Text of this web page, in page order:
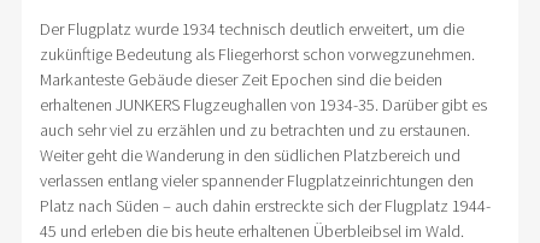
Der Flugplatz wurde 1934 technisch deutlich erweitert, um die
zukünftige Bedeutung als Fliegerhorst schon vorwegzunehmen.
Markanteste Gebäude dieser Zeit Epochen sind die beiden
erhaltenen JUNKERS Flugzeughallen von 1934-35. Darüber gibt es
auch sehr viel zu erzählen und zu betrachten und zu erstaunen.
Weiter geht die Wanderung in den südlichen Platzbereich und
verlassen entlang vieler spannender Flugplatzeinrichtungen den
Platz nach Süden – auch dahin erstreckte sich der Flugplatz 1944-
45 und erleben die bis heute erhaltenen Überbleibsel im Wald.